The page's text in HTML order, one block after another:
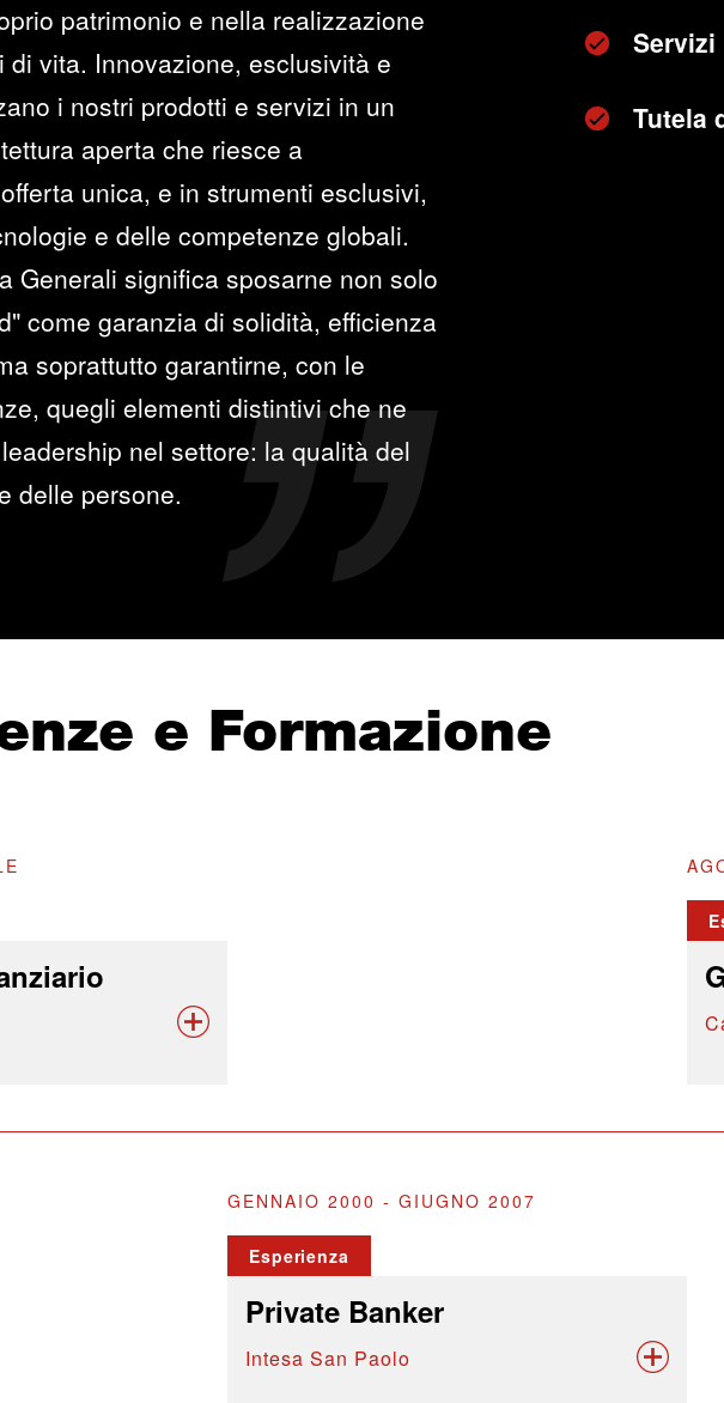
patrimonio e nella realizzazione
di vita. Innovazione, esclusività e
i nostri prodotti e servizi in un
aperta che riesce a
unica, e in strumenti esclusivi,
e delle competenze globali.
Generali significa sposarne non solo
come garanzia di solidità, efficienza
soprattutto garantirne, con le
quegli elementi distintivi che ne
nel settore: la qualità del
delle persone.
Tutela
e Formazione
GENNAIO 2000 - GIUGNO 2007
Esperienza
Private Banker
Intesa San Paolo